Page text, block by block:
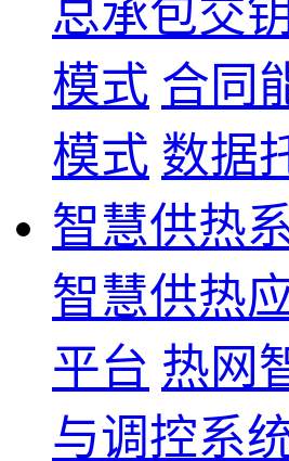
总承包交
模式 合同
模式 数据
智慧供热
智慧供热
平台 热网
与调控系